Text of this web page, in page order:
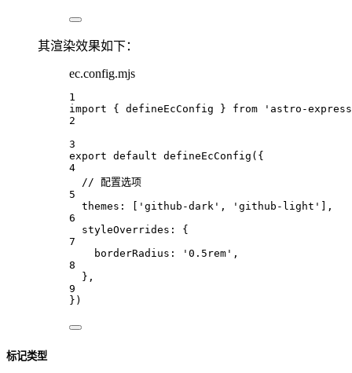
其渲染效果如下：
ec.config.mjs
1
import { defineEcConfig } from
'astro-
2
3
export default defineEcConfig ({
4
// 配置选项
5
themes : 'github-dark' , 'github-light'
],
6
styleOverrides :
{
7
borderRadius : '0.5rem' ,
8
},
9
})
标记类型